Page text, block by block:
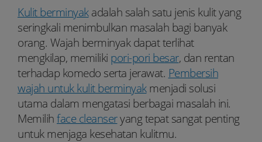
Kulit berminyakadalah salah satu jenis kulit yang
seringkali menimbulkan masalah bagi banyak
orang. Wajah berminyak dapat terlihat
mengkilap, memiliki pori-pori besar, dan rentan
terhadap komedo serta jerawat. Pembersih
wajah untuk kulit berminyakmenjadi solusi
utama dalam mengatasi berbagai masalah ini.
Memilihface cleanseryang tepat sangat penting
untuk menjaga kesehatan kulitmu.